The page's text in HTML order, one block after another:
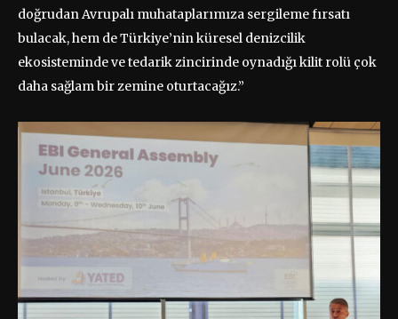
doğrudan Avrupalı muhataplarımıza sergileme fırsatı
bulacak, hem de Türkiye’nin küresel denizcilik
ekosisteminde ve tedarik zincirinde oynadığı kilit rolü çok
daha sağlam bir zemine oturtacağız.”